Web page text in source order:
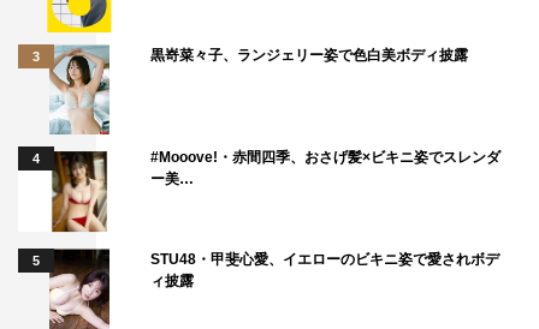
3 黒嵜菜々子、ランジェリー姿で色白美ボディ披露
4
#Mooove!・赤間四季、おさげ髪×ビキニ姿でスレンダ
ー美…
5
STU48・甲斐心愛、イエローのビキニ姿で愛されボデ
ィ披露